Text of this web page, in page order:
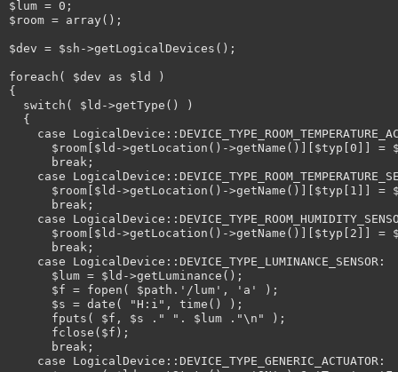
$lum = 0;
$room = array();
$dev = $sh->getLogicalDevices();
foreach( $dev as $ld )
{
  switch( $ld->getType() )
  {
case
$room[$ld->getLocation()->getName()][$typ[0]] =
      break;
case
$room[$ld->getLocation()->getName()][$typ[1]] =
      break;
case
$room[$ld->getLocation()->getName()][$typ[2]] =
      break;
    case LogicalDevice::DEVICE_TYPE_LUMINANCE_SENSOR:
      $lum = $ld->getLuminance();
      $f = fopen( $path.'/lum', 'a' );
      $s = date( "H:i", time() );
      fputs( $f, $s ." ". $lum ."\n" );
      fclose($f);
      break;
    case LogicalDevice::DEVICE_TYPE_GENERIC_ACTUATOR: